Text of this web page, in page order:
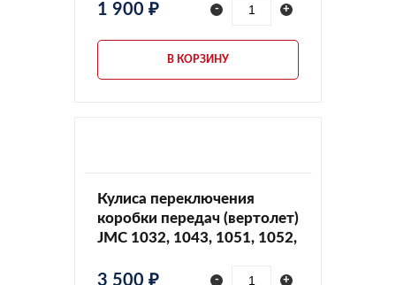
1 900 ₽ - +
В КОРЗИНУ
Кулиса переключения
коробки передач (вертолет)
JMC 1032, 1043, 1051, 1052,
3 500 ₽ - +